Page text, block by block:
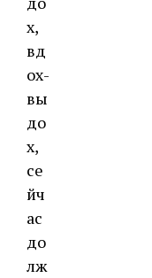
х,
вд
ох-
вы
до
х,
се
йч
ас
до
лж